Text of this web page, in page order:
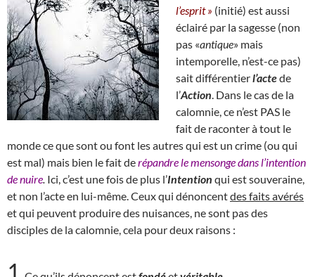
l’esprit » (initié) est aussi
éclairé par la sagesse (non
pas «antique» mais
intemporelle, n’est-ce pas)
sait différentierl’actede
l’Action . Dans le cas de la
calomnie, ce n’est PAS le
fait de raconter à tout le
monde ce que sont ou font les autres qui est un crime (ou qui
est mal) mais bien le fait derépandre le mensonge dans l’intention
de nuire Ici, c’est une fois de plus l’Intention qui est souveraine,
et non l’acte en lui-même. Ceux qui dénoncentdes faits avérés
et qui peuvent produire des nuisances, ne sont pas des
disciples de la calomnie, cela pour deux raisons :
1